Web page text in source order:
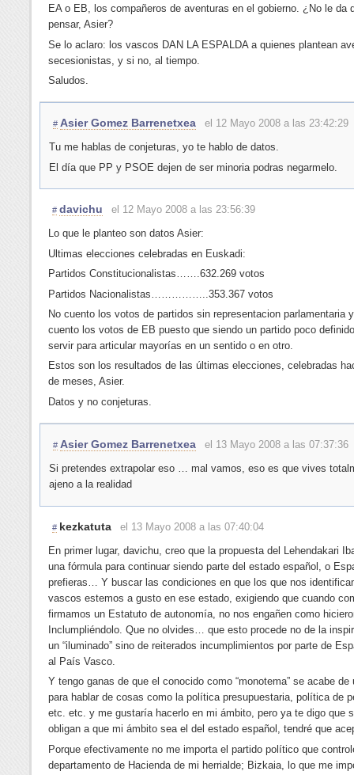
EA o EB, los compañeros de aventuras en el gobierno. ¿No le da
pensar, Asier?
Se lo aclaro: los vascos DAN LA ESPALDA a quienes plantean
secesionistas, y si no, al tiempo.
Saludos.
# Asier Gomez Barrenetxea
el 12 Mayo 2008 a las 23:42:29
Tu me hablas de conjeturas, yo te hablo de datos.
El día que PP y PSOE dejen de ser minoria podras negarmelo.
# davichu
el 12 Mayo 2008 a las 23:56:39
Lo que le planteo son datos Asier:
Ultimas elecciones celebradas en Euskadi:
Partidos Constitucionalistas…….632.269 votos
Partidos Nacionalistas……………..353.367 votos
No cuento los votos de partidos sin representacion parlamentaria
cuento los votos de EB puesto que siendo un partido poco
servir para articular mayorías en un sentido o en otro.
Estos son los resultados de las últimas elecciones, celebradas
de meses, Asier.
Datos y no conjeturas.
# Asier Gomez Barrenetxea
el 13 Mayo 2008 a las 07:37:36
Si pretendes extrapolar eso … mal vamos, eso es que vives
ajeno a la realidad
# kezkatuta
el 13 Mayo 2008 a las 07:40:04
En primer lugar, davichu, creo que la propuesta del Lehendakari
una fórmula para continuar siendo parte del estado español, o
prefieras… Y buscar las condiciones en que los que nos
vascos estemos a gusto en ese estado, exigiendo que cuando
firmamos un Estatuto de autonomía, no nos engañen como
Inclumpliéndolo. Que no olvides… que esto procede no de la
un “iluminado” sino de reiterados incumplimientos por parte de
al País Vasco.
Y tengo ganas de que el conocido como “monotema” se acabe de
para hablar de cosas como la política presupuestaria, política de
etc. etc. y me gustaría hacerlo en mi ámbito, pero ya te digo que
obligan a que mi ámbito sea el del estado español, tendré que
Porque efectivamente no me importa el partido político que
departamento de Hacienda de mi herrialde; Bizkaia, lo que me